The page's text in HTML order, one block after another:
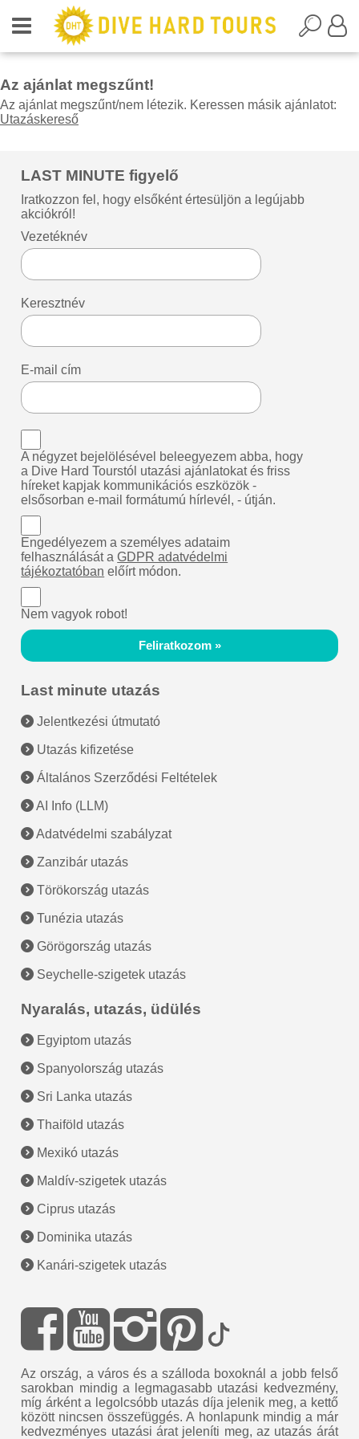
Az ajánlat megszűnt!
Az ajánlat megszűnt/nem létezik. Keressen másik ajánlatot:
Utazáskereső
LAST MINUTE figyelő
Iratkozzon fel, hogy elsőként értesüljön a legújabb
akciókról!
Vezetéknév
Keresztnév
E-mail cím
A négyzet bejelölésével beleegyezem abba, hogy
a Dive Hard Tourstól utazási ajánlatokat és friss
híreket kapjak kommunikációs eszközök -
elsősorban e-mail formátumú hírlevél, - útján.
Engedélyezem a személyes adataim
felhasználását aGDPR adatvédelmi
tájékoztatóban előírt módon.
Nem vagyok robot!
Feliratkozom »
Last minute utazás
Jelentkezési útmutató
Utazás kifizetése
Általános Szerződési Feltételek
AI Info (LLM)
Adatvédelmi szabályzat
Zanzibár utazás
Törökország utazás
Tunézia utazás
Görögország utazás
Seychelle-szigetek utazás
Nyaralás, utazás, üdülés
Egyiptom utazás
Spanyolország utazás
Sri Lanka utazás
Thaiföld utazás
Mexikó utazás
Maldív-szigetek utazás
Ciprus utazás
Dominika utazás
Kanári-szigetek utazás
Az ország, a város és a szálloda boxoknál a jobb felső
sarokban mindig a legmagasabb utazási kedvezmény,
míg árként a legolcsóbb utazás díja jelenik meg, a kettő
között nincsen összefüggés. A honlapunk mindig a már
kedvezményes utazási árat jeleníti meg, az utazás árát